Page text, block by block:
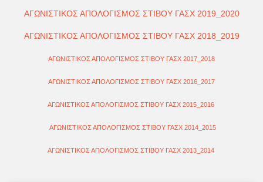
ΑΓΩΝΙΣΤΙΚΟΣ ΑΠΟΛΟΓΙΣΜΟΣ ΣΤΙΒΟΥ ΓΑΣΧ 2019_2020
ΑΓΩΝΙΣΤΙΚΟΣ ΑΠΟΛΟΓΙΣΜΟΣ ΣΤΙΒΟΥ ΓΑΣΧ 2018_2019
ΑΓΩΝΙΣΤΙΚΟΣ ΑΠΟΛΟΓΙΣΜΟΣ ΣΤΙΒΟΥ ΓΑΣΧ 2017_2018
ΑΓΩΝΙΣΤΙΚΟΣ ΑΠΟΛΟΓΙΣΜΟΣ ΣΤΙΒΟΥ ΓΑΣΧ 2016_2017
ΑΓΩΝΙΣΤΙΚΟΣ ΑΠΟΛΟΓΙΣΜΟΣ ΣΤΙΒΟΥ ΓΑΣΧ 2015_2016
ΑΓΩΝΙΣΤΙΚΟΣ ΑΠΟΛΟΓΙΣΜΟΣ ΣΤΙΒΟΥ ΓΑΣΧ 2014_2015
ΑΓΩΝΙΣΤΙΚΟΣ ΑΠΟΛΟΓΙΣΜΟΣ ΣΤΙΒΟΥ ΓΑΣΧ 2013_2014